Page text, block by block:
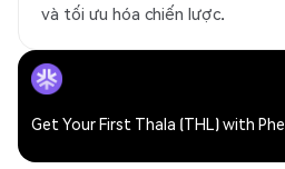
và tối ưu hóa chiến lược.
Get Your First Thala (THL) with